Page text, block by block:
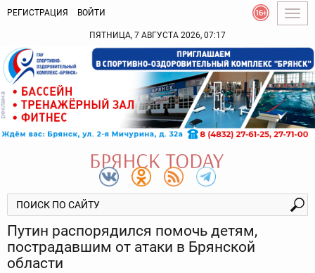
РЕГИСТРАЦИЯ ВОЙТИ
ПЯТНИЦА, 7 АВГУСТА 2026, 07:17
Путин распорядился помочь детям,
пострадавшим от атаки в Брянской
области